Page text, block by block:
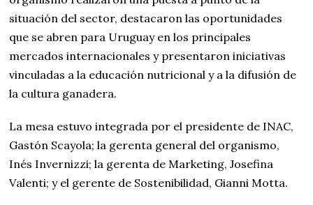
situación del sector, destacaron las oportunidades
que se abren para Uruguay en los principales
mercados internacionales y presentaron iniciativas
vinculadas a la educación nutricional y a la difusión de
la cultura ganadera.
La mesa estuvo integrada por el presidente de INAC,
Gastón Scayola; la gerenta general del organismo,
Inés Invernizzi; la gerenta de Marketing, Josefina
Valenti; y el gerente de Sostenibilidad, Gianni Motta.